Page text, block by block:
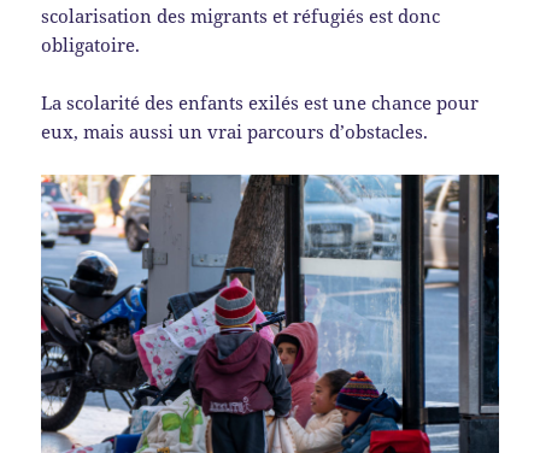
scolarisation des migrants et réfugiés est donc
obligatoire.
La scolarité des enfants exilés est une chance pour
eux, mais aussi un vrai parcours d’obstacles.